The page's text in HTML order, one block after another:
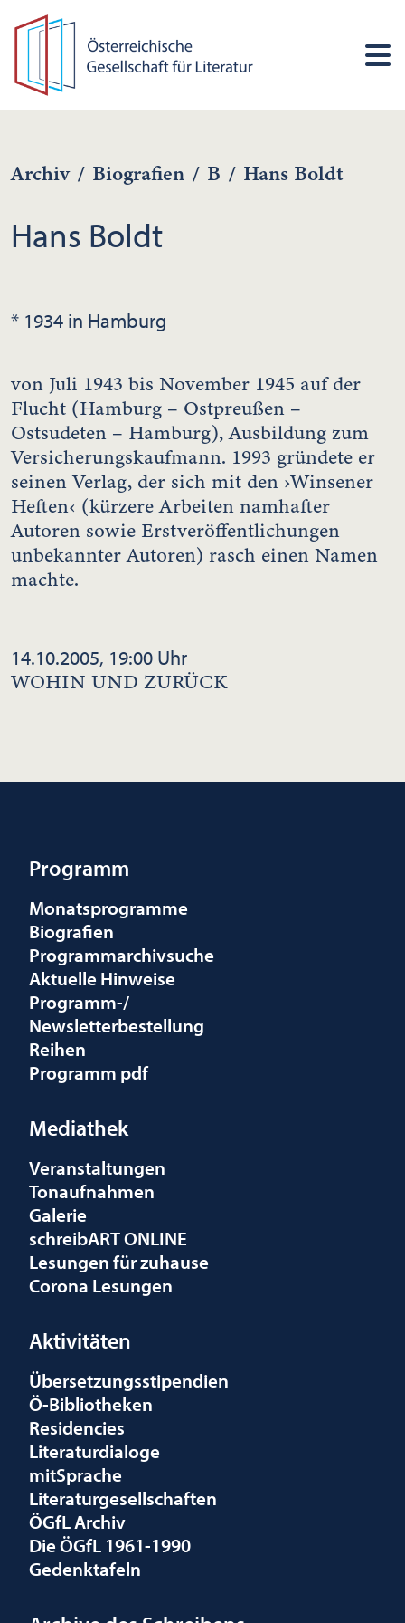
Archiv / Biografien / B / Hans Boldt
Hans Boldt
* 1934 in Hamburg
von Juli 1943 bis November 1945 auf der
Flucht (Hamburg – Ostpreußen –
Ostsudeten – Hamburg), Ausbildung zum
Versicherungskaufmann. 1993 gründete er
seinen Verlag, der sich mit den ›Winsener
Heften‹ (kürzere Arbeiten namhafter
Autoren sowie Erstveröffentlichungen
unbekannter Autoren) rasch einen Namen
machte.
14.10.2005, 19:00 Uhr
WOHIN UND ZURÜCK
Programm
Monatsprogramme
Biografien
Programmarchivsuche
Aktuelle Hinweise
Programm-/
Newsletterbestellung
Reihen
Programm pdf
Mediathek
Veranstaltungen
Tonaufnahmen
Galerie
schreibART ONLINE
Lesungen für zuhause
Corona Lesungen
Aktivitäten
Übersetzungsstipendien
Ö-Bibliotheken
Residencies
Literaturdialoge
mitSprache
Literaturgesellschaften
ÖGfL Archiv
Die ÖGfL 1961-1990
Gedenktafeln